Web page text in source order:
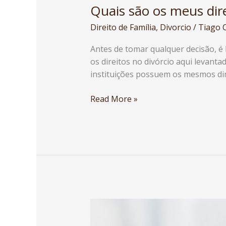
Quais são os meus
Direito de Família, Divorcio / Tiago
Antes de tomar qualquer decisão,
os direitos no divórcio aqui
instituições possuem os mesmos
Read More »